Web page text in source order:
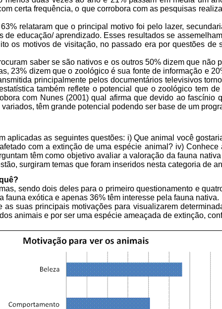
certa frequência, o que corrobora com as pesquisas
relataram que o principal motivo foi pelo lazer,
educação/ aprendizado. Esses resultados se
os motivos de visitação, no passado era por questões
saber se são nativos e os outros 50% dizem que não
23% dizem que o zoológico é sua fonte de informação e
principalmente pelos documentários televisivos
também reflete o potencial que o zoológico tem
com Nunes (2001) qual afirma que devido ao fascínio
têm grande potencial podendo ser base de um
aplicadas as seguintes questões: i) Que animal você
com a extinção de uma espécie animal? iv)
têm como objetivo avaliar a valoração da fauna
surgiram temas que foram inseridos nesta categoria de
sendo dois deles para o primeiro questionamento e
exótica e apenas 36% têm interesse pela fauna nativa.
suas principais motivações para visualizarem
animais e por ser uma espécie ameaçada de extinção,